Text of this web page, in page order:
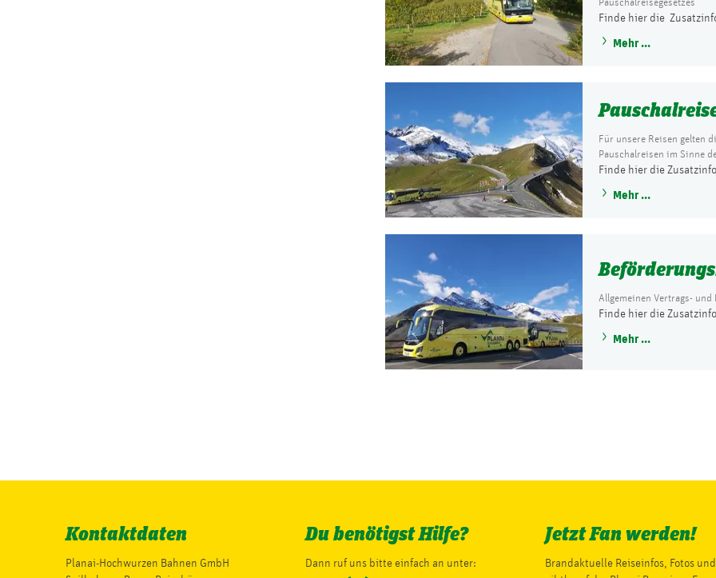
Finde hier die
Mehr ...
Für unsere Reisen gelten
Pauschalreisen im Sinne
Finde hier die
Mehr ...
Allgemeinen Vertrags-
Finde hier die
Mehr ...
Kontaktdaten
Planai-Hochwurzen Bahnen GmbH
Du benötigst Hilfe?
Dann ruf uns bitte einfach an unter:
Jetzt Fan werden!
Brandaktuelle Reiseinfos, Fotos